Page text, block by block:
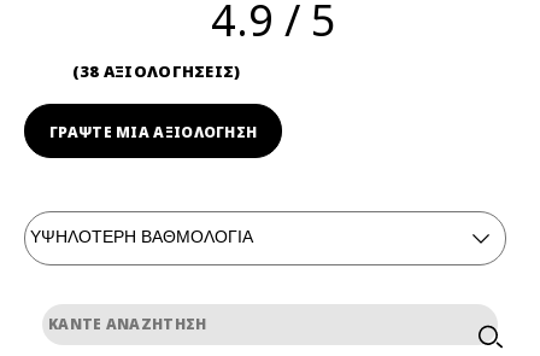
4.9
38 ΑΞΙΟΛΟΓΗΣΕΙΣ
ΓΡΆΨΤΕ ΜΙΑ ΑΞΙΟΛΟΓΗΣΗ